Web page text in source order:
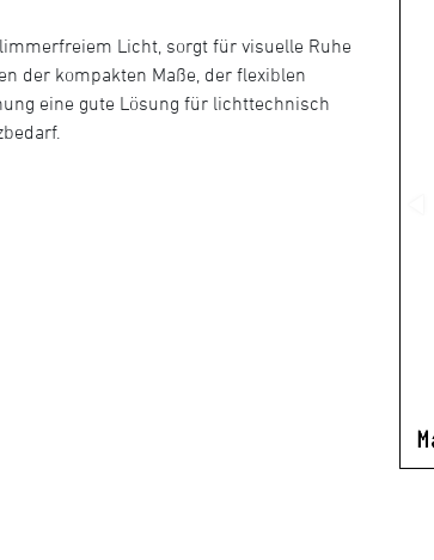
Licht, sorgt für visuelle Ruhe
der kompakten Maße, der flexiblen
eine gute Lösung für lichttechnisch